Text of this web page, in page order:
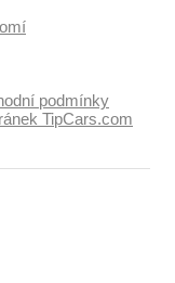
podmínky
TipCars.com